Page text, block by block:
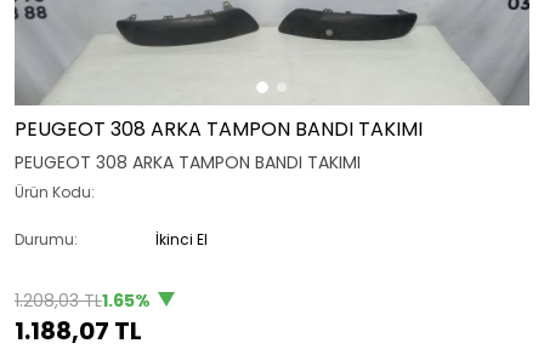
PEUGEOT 308 ARKA TAMPON BANDI TAKIMI
PEUGEOT 308 ARKA TAMPON BANDI TAKIMI
Ürün Kodu:
Durumu: İkinci El
1.208,03 TL1.65%
1.188,07 TL